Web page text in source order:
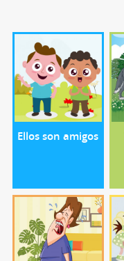
Ellos son amigos